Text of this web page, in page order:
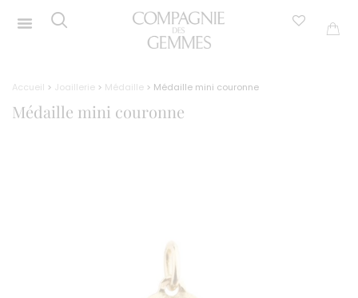
Accueil > Joaillerie > Médaille > Médaille mini couronne
Médaille mini couronne